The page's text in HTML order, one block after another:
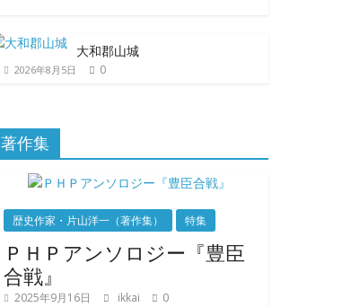
大和郡山城
2026年8月5日 0
著作集
歴史作家・片山洋一（著作集） 特集
ＰＨＰアンソロジー『豊臣
合戦』
2025年9月16日 ikkai 0